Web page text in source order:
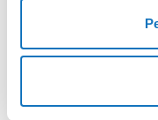
d'exploitation", les
Hyper-V) doivent